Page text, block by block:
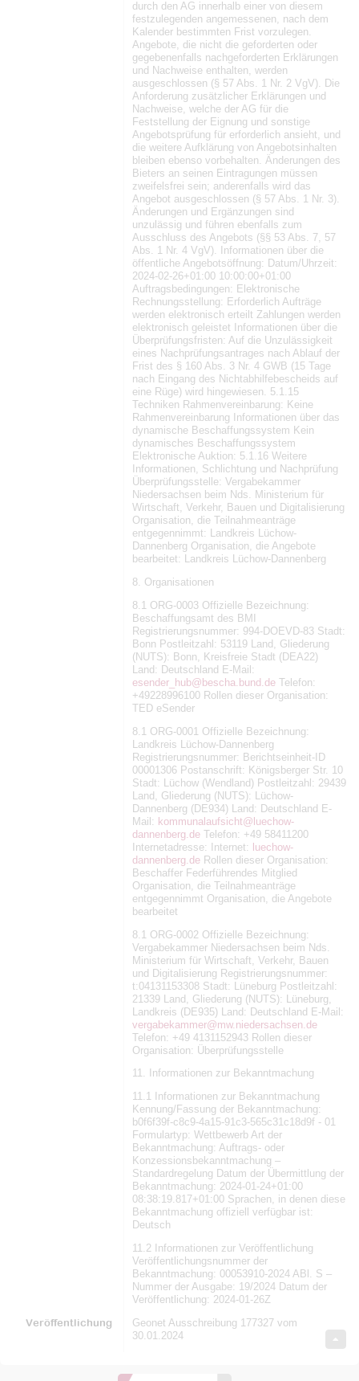
durch den AG innerhalb einer von diesem
festzulegenden angemessenen, nach dem
Kalender bestimmten Frist vorzulegen.
Angebote, die nicht die geforderten oder
gegebenenfalls nachgeforderten Erklärungen
und Nachweise enthalten, werden
ausgeschlossen (§ 57 Abs. 1 Nr. 2 VgV). Die
Anforderung zusätzlicher Erklärungen und
Nachweise, welche der AG für die
Feststellung der Eignung und sonstige
Angebotsprüfung für erforderlich ansieht, und
die weitere Aufklärung von Angebotsinhalten
bleiben ebenso vorbehalten. Änderungen des
Bieters an seinen Eintragungen müssen
zweifelsfrei sein; anderenfalls wird das
Angebot ausgeschlossen (§ 57 Abs. 1 Nr. 3).
Änderungen und Ergänzungen sind
unzulässig und führen ebenfalls zum
Ausschluss des Angebots (§§ 53 Abs. 7, 57
Abs. 1 Nr. 4 VgV). Informationen über die
öffentliche Angebotsöffnung: Datum/Uhrzeit:
2024-02-26+01:00 10:00:00+01:00
Auftragsbedingungen: Elektronische
Rechnungsstellung: Erforderlich Aufträge
werden elektronisch erteilt Zahlungen werden
elektronisch geleistet Informationen über die
Überprüfungsfristen: Auf die Unzulässigkeit
eines Nachprüfungsantrages nach Ablauf der
Frist des § 160 Abs. 3 Nr. 4 GWB (15 Tage
nach Eingang des Nichtabhilfebescheids auf
eine Rüge) wird hingewiesen. 5.1.15
Techniken Rahmenvereinbarung: Keine
Rahmenvereinbarung Informationen über das
dynamische Beschaffungssystem Kein
dynamisches Beschaffungssystem
Elektronische Auktion: 5.1.16 Weitere
Informationen, Schlichtung und Nachprüfung
Überprüfungsstelle: Vergabekammer
Niedersachsen beim Nds. Ministerium für
Wirtschaft, Verkehr, Bauen und Digitalisierung
Organisation, die Teilnahmeanträge
entgegennimmt: Landkreis Lüchow-
Dannenberg Organisation, die Angebote
bearbeitet: Landkreis Lüchow-Dannenberg
8. Organisationen
8.1 ORG-0003 Offizielle Bezeichnung:
Beschaffungsamt des BMI
Registrierungsnummer: 994-DOEVD-83 Stadt:
Bonn Postleitzahl: 53119 Land, Gliederung
(NUTS): Bonn, Kreisfreie Stadt (DEA22)
Land: Deutschland E-Mail:
esender_hub@bescha.bund.de Telefon:
+49228996100 Rollen dieser Organisation:
TED eSender
8.1 ORG-0001 Offizielle Bezeichnung:
Landkreis Lüchow-Dannenberg
Registrierungsnummer: Berichtseinheit-ID
00001306 Postanschrift: Königsberger Str. 10
Stadt: Lüchow (Wendland) Postleitzahl: 29439
Land, Gliederung (NUTS): Lüchow-
Dannenberg (DE934) Land: Deutschland E-
Mail: kommunalaufsicht@luechow-
dannenberg.de Telefon: +49 58411200
Internetadresse: Internet:
luechow-
dannenberg.de Rollen dieser Organisation:
Beschaffer Federführendes Mitglied
Organisation, die Teilnahmeanträge
entgegennimmt Organisation, die Angebote
bearbeitet
8.1 ORG-0002 Offizielle Bezeichnung:
Vergabekammer Niedersachsen beim Nds.
Ministerium für Wirtschaft, Verkehr, Bauen
und Digitalisierung Registrierungsnummer:
t:04131153308 Stadt: Lüneburg Postleitzahl:
21339 Land, Gliederung (NUTS): Lüneburg,
Landkreis (DE935) Land: Deutschland E-Mail:
vergabekammer@mw.niedersachsen.de
Telefon: +49 4131152943 Rollen dieser
Organisation: Überprüfungsstelle
11. Informationen zur Bekanntmachung
11.1 Informationen zur Bekanntmachung
Kennung/Fassung der Bekanntmachung:
b0f6f39f-c8c9-4a15-91c3-565c31c18d9f - 01
Formulartyp: Wettbewerb Art der
Bekanntmachung: Auftrags- oder
Konzessionsbekanntmachung –
Standardregelung Datum der Übermittlung der
Bekanntmachung: 2024-01-24+01:00
08:38:19.817+01:00 Sprachen, in denen diese
Bekanntmachung offiziell verfügbar ist:
Deutsch
11.2 Informationen zur Veröffentlichung
Veröffentlichungsnummer der
Bekanntmachung: 00053910-2024 ABl. S –
Nummer der Ausgabe: 19/2024 Datum der
Veröffentlichung: 2024-01-26Z
Veröffentlichung
Geonet Ausschreibung 177327 vom
30.01.2024